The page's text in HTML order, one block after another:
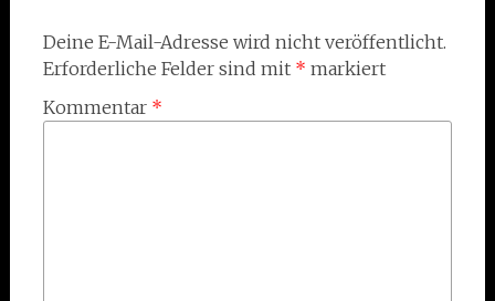
Deine E-Mail-Adresse wird nicht veröffentlicht.
Erforderliche Felder sind mit * markiert
Kommentar *